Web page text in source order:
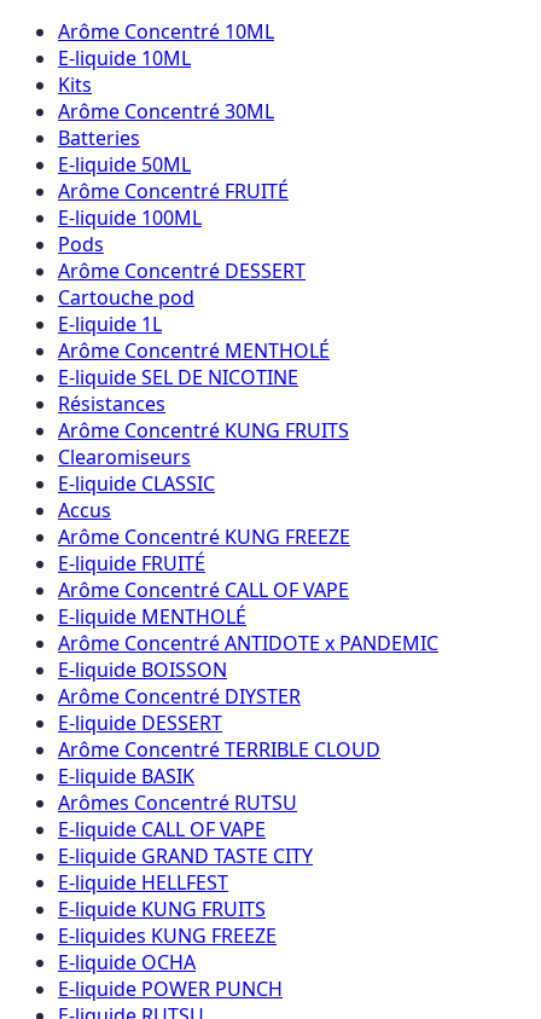
Arôme Concentré 10ML
E-liquide 10ML
Kits
Arôme Concentré 30ML
Batteries
E-liquide 50ML
Arôme Concentré FRUITÉ
E-liquide 100ML
Pods
Arôme Concentré DESSERT
Cartouche pod
E-liquide 1L
Arôme Concentré MENTHOLÉ
E-liquide SEL DE NICOTINE
Résistances
Arôme Concentré KUNG FRUITS
Clearomiseurs
E-liquide CLASSIC
Accus
Arôme Concentré KUNG FREEZE
E-liquide FRUITÉ
Arôme Concentré CALL OF VAPE
E-liquide MENTHOLÉ
Arôme Concentré ANTIDOTE x PANDEMIC
E-liquide BOISSON
Arôme Concentré DIYSTER
E-liquide DESSERT
Arôme Concentré TERRIBLE CLOUD
E-liquide BASIK
Arômes Concentré RUTSU
E-liquide CALL OF VAPE
E-liquide GRAND TASTE CITY
E-liquide HELLFEST
E-liquide KUNG FRUITS
E-liquides KUNG FREEZE
E-liquide OCHA
E-liquide POWER PUNCH